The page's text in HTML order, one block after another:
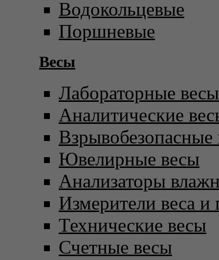
Водокольцевые
Поршневые
Весы
Лабораторные весы
Аналитические
Взрывобезопасные
Ювелирные весы
Анализаторы
Измерители веса и
Технические весы
Счетные весы